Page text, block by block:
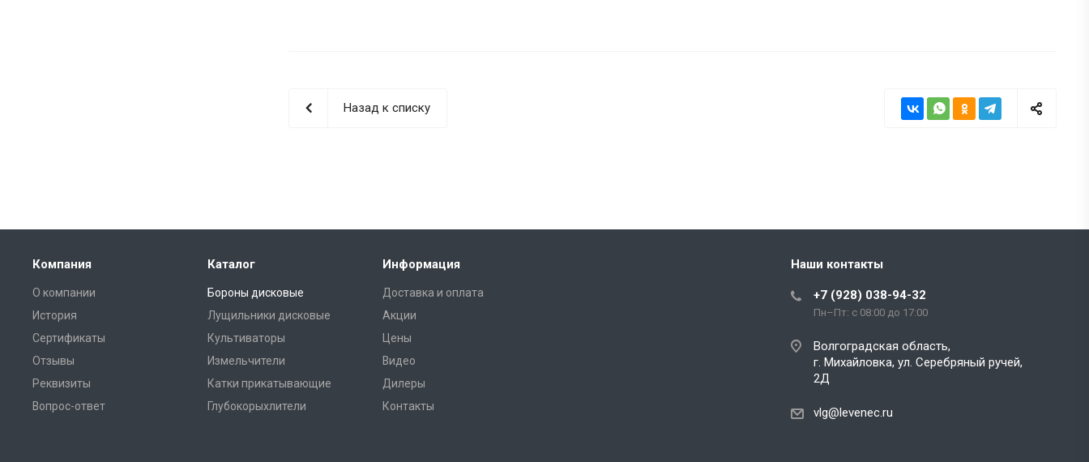
Назад к списку
Компания
О компании
История
Сертификаты
Отзывы
Реквизиты
Вопрос-ответ
Каталог
Бороны дисковые
Лущильники дисковые
Культиваторы
Измельчители
Катки прикатывающие
Глубокорыхлители
Информация
Доставка и оплата
Акции
Цены
Видео
Дилеры
Контакты
Наши контакты
+7 (928) 038-94-32
Пн–Пт: с 08:00 до 17:00
Волгоградская область,
г. Михайловка, ул. Серебряный ручей,
2Д
vlg@levenec.ru